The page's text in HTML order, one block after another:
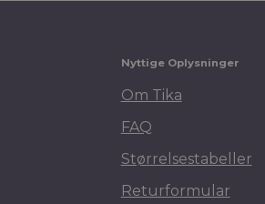
Nyttige Oplysninger
Om Tika
FAQ
Størrelsestabeller
Returformular